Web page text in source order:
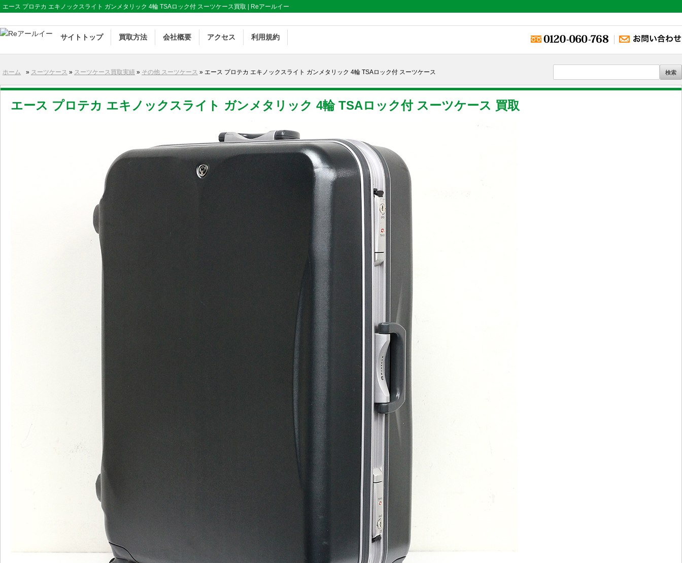
エース プロテカ エキノックスライト ガンメタリック 4輪 TSAロック付 スーツケース買取 | Reアールイー
サイトトップ 買取方法 会社概要 アクセス 利用規約
ホーム » スーツケース » スーツケース買取実績 » その他 スーツケース » エース プロテカ エキノックスライト ガンメタリック 4輪 TSAロック付 スーツケース
エース プロテカ エキノックスライト ガンメタリック 4輪 TSAロック付 スーツケース 買取